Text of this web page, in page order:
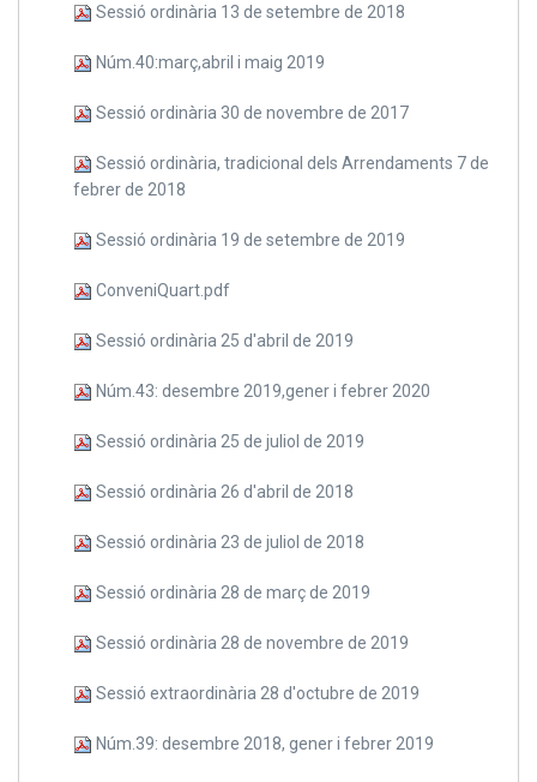
Sessió ordinària 13 de setembre de 2018
Núm.40:març,abril i maig 2019
Sessió ordinària 30 de novembre de 2017
Sessió ordinària, tradicional dels Arrendaments 7 de
febrer de 2018
Sessió ordinària 19 de setembre de 2019
ConveniQuart.pdf
Sessió ordinària 25 d'abril de 2019
Núm.43: desembre 2019,gener i febrer 2020
Sessió ordinària 25 de juliol de 2019
Sessió ordinària 26 d'abril de 2018
Sessió ordinària 23 de juliol de 2018
Sessió ordinària 28 de març de 2019
Sessió ordinària 28 de novembre de 2019
Sessió extraordinària 28 d'octubre de 2019
Núm.39: desembre 2018, gener i febrer 2019